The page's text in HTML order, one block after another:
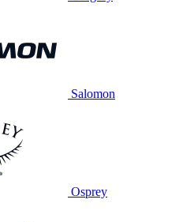
Salomon
Osprey